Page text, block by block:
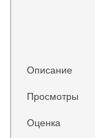
Описание
Просмотры
Оценка